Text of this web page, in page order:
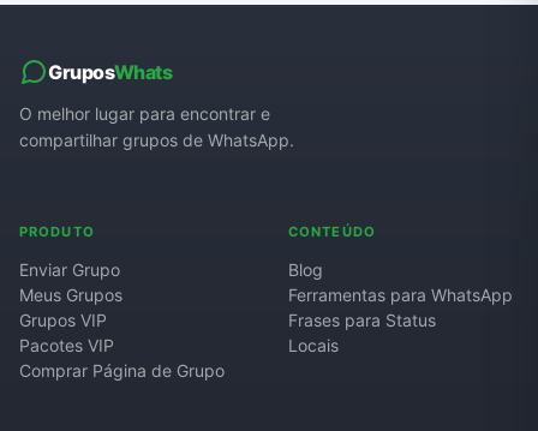
GruposWhats
O melhor lugar para encontrar e
compartilhar grupos de WhatsApp.
PRODUTO
Enviar Grupo
Meus Grupos
Grupos VIP
Pacotes VIP
Comprar Página de Grupo
CONTEÚDO
Blog
Ferramentas para WhatsApp
Frases para Status
Locais